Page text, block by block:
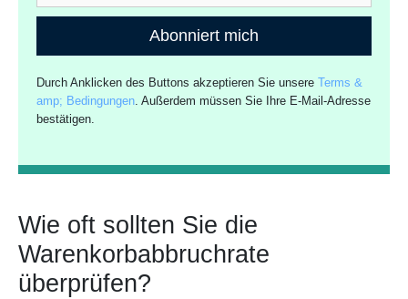
Abonniert mich
Durch Anklicken des Buttons akzeptieren Sie unsereTerms &
amp; Bedingungen. Außerdem müssen Sie Ihre E-Mail-Adresse
bestätigen.
Wie oft sollten Sie die
Warenkorbabbruchrate
überprüfen?